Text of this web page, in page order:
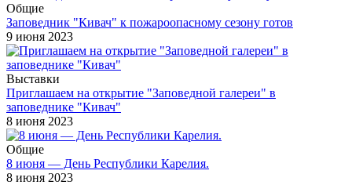
Общие
Заповедник "Кивач" к пожароопасному сезону готов
9 июня 2023
Выставки
Приглашаем на открытие "Заповедной галереи" в
заповеднике "Кивач"
8 июня 2023
Общие
8 июня — День Республики Карелия.
8 июня 2023